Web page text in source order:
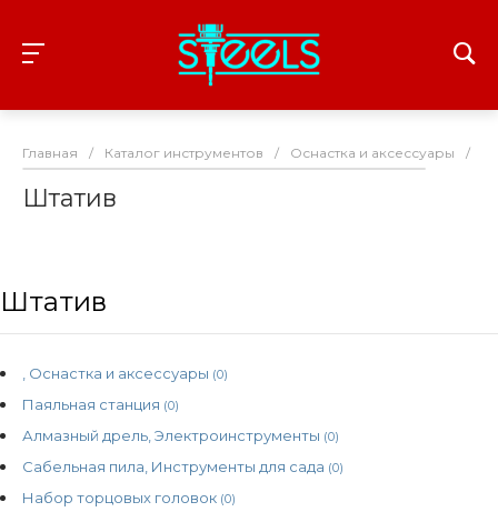
Главная / Каталог инструментов / Оснастка и аксессуары /
Штатив
Штатив
, Оснастка и аксессуары (0)
Паяльная станция (0)
Алмазный дрель, Электроинструменты (0)
Сабельная пила, Инструменты для сада (0)
Набор торцовых головок (0)